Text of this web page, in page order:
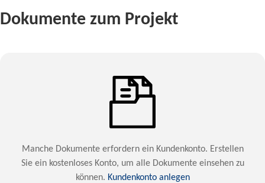
Dokumente zum Projekt
Manche Dokumente erfordern ein Kundenkonto. Erstellen
Sie ein kostenloses Konto, um alle Dokumente einsehen zu
können. Kundenkonto anlegen